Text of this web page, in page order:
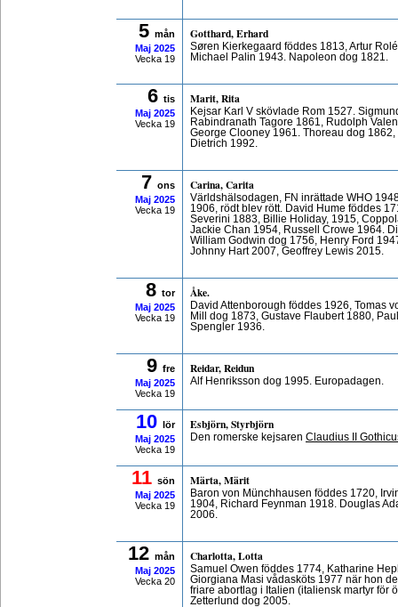
5 mån
Maj 2025
Vecka 19
Gotthard, Erhard
Søren Kierkegaard föddes 1813, Artur
Michael Palin 1943. Napoleon dog 1821.
6 tis
Maj 2025
Vecka 19
Marit, Rita
Kejsar Karl V skövlade Rom 1527.
Rabindranath Tagore 1861, Rudolph
George Clooney 1961. Thoreau dog
Dietrich 1992.
7 ons
Maj 2025
Vecka 19
Carina, Carita
Världshälsodagen, FN inrättade WHO
1906, rödt blev rött. David Hume föddes
Severini 1883, Billie Holiday, 1915,
Jackie Chan 1954, Russell Crowe 1964.
William Godwin dog 1756, Henry Ford
Johnny Hart 2007, Geoffrey Lewis 2015.
8 tor
Maj 2025
Vecka 19
Åke.
David Attenborough föddes 1926, Tomas
Mill dog 1873, Gustave Flaubert 1880,
Spengler 1936.
9 fre
Maj 2025
Vecka 19
Reidar, Reidun
Alf Henriksson dog 1995. Europadagen.
10 lör
Maj 2025
Vecka 19
Esbjörn, Styrbjörn
Den romerske kejsaren Claudius II
11 sön
Maj 2025
Vecka 19
Märta, Märit
Baron von Münchhausen föddes 1720,
1904, Richard Feynman 1918. Douglas
2006.
12 mån
Maj 2025
Vecka 20
Charlotta, Lotta
Samuel Owen föddes 1774, Katharine
Giorgiana Masi vådasköts 1977 när hon
friare abortlag i Italien (italiensk martyr för
Zetterlund dog 2005.